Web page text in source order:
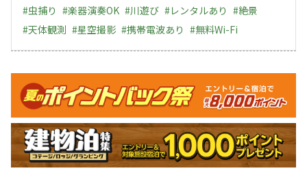
#虫捕り #楽器演奏OK #川遊び #レンタルあり #絶景
#天体観測 #星空撮影 #携帯電波あり #無料Wi-Fi
キャンペーン